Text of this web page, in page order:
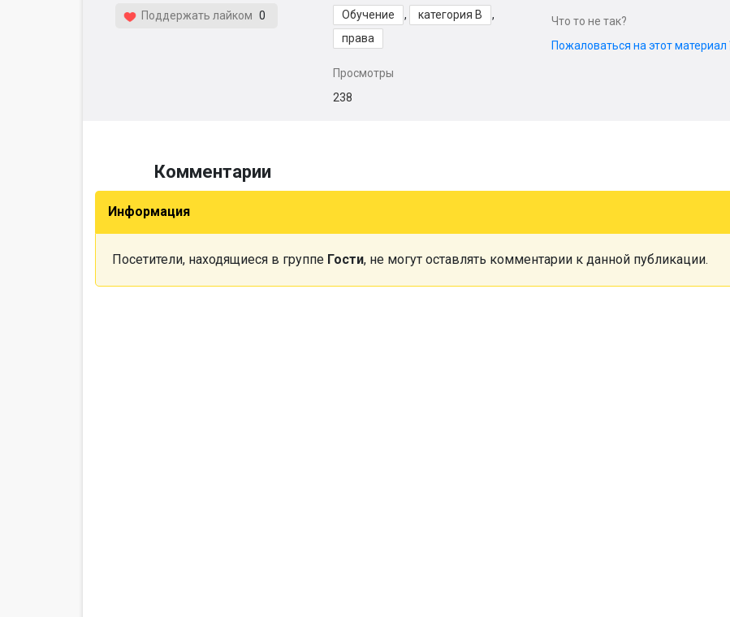
Поддержать лайком 0 Обучение , категория B
,
права
Просмотры
238
Что то не так?
Пожаловаться на этот материал
Комментарии
Информация
Посетители, находящиеся в группе Гости, не могут оставлять комментарии к данной публикации.